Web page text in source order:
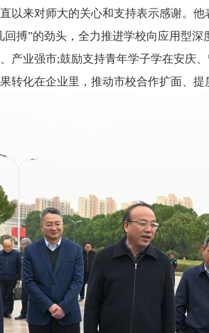
来对师大的关心和支持表示感谢。他
搏”的劲头，全力推进学校向应用型
产业强市;鼓励支持青年学子学在安庆
转化在企业里，推动市校合作扩面、提